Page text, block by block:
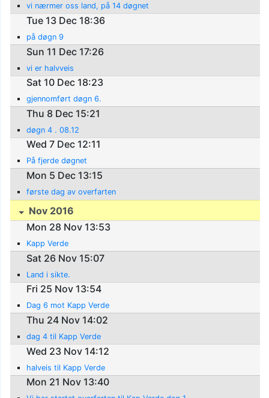
vi nærmer oss land, på 14 døgnet
Tue 13 Dec 18:36
på døgn 9
Sun 11 Dec 17:26
vi er halvveis
Sat 10 Dec 18:23
gjennomført døgn 6.
Thu 8 Dec 15:21
døgn 4 . 08.12
Wed 7 Dec 12:11
På fjerde døgnet
Mon 5 Dec 13:15
første dag av overfarten
Nov 2016
Mon 28 Nov 13:53
Kapp Verde
Sat 26 Nov 15:07
Land i sikte.
Fri 25 Nov 13:54
Dag 6 mot Kapp Verde
Thu 24 Nov 14:02
dag 4 til Kapp Verde
Wed 23 Nov 14:12
halveis til Kapp Verde
Mon 21 Nov 13:40